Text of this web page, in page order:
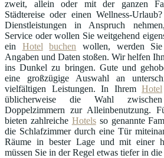
zweit, allein oder mit der ganzen
Städtereise oder einen Wellness-
Dienstleistungen in Anspruch
Service oder wollen Sie weitgehend
ein Hotel buchen wollen, werden
Angaben und Daten stoßen. Wir helfen
ins Dunkel zu bringen. Gute und
eine großzügige Auswahl an
vielfältigen Leistungen. In Ihrem Hotel
üblicherweise die Wahl
Doppelzimmern zur Alleinbenutzung.
bieten zahlreiche Hotelsso genannte
die Schlafzimmer durch eine Tür
Räume in bester Lage und mit einer
müssen Sie in der Regel etwas tiefer in